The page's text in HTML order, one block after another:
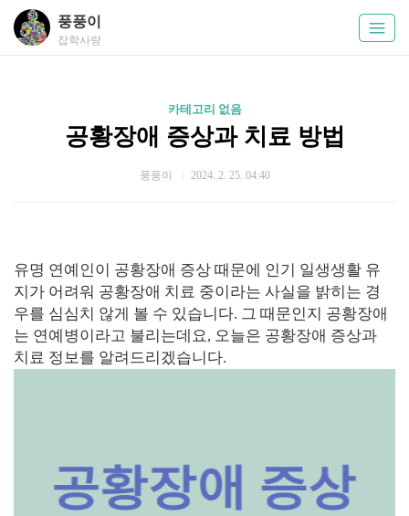
풍풍이
잡학사랑
카테고리 없음
공황장애 증상과 치료 방법
풍풍이 2024. 2. 25. 04:40
유명 연예인이 공황장애 증상 때문에 인기 일생생활 유
지가 어려워 공황장애 치료 중이라는 사실을 밝히는 경
우를 심심치 않게 볼 수 있습니다. 그 때문인지 공황장애
는 연예병이라고 불리는데요, 오늘은 공황장애 증상과
치료 정보를 알려드리겠습니다.